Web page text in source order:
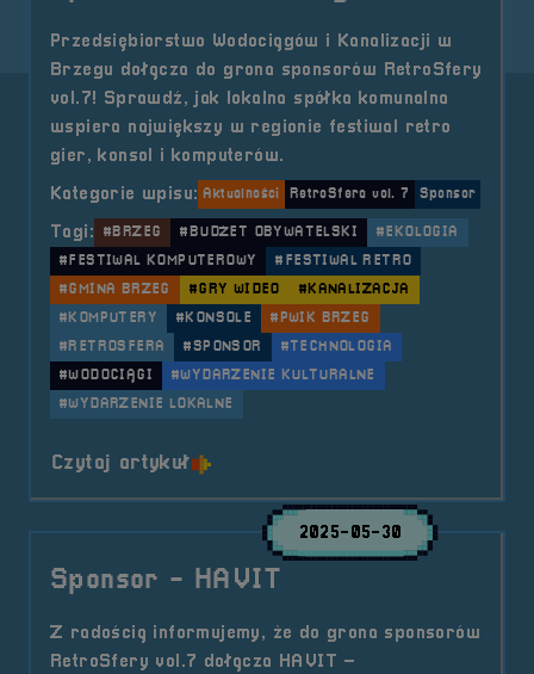
Przedsiębiorstwo Wodociągów i Kanalizacji w
Brzegu dołącza do grona sponsorów RetroSfery
vol.7! Sprawdź, jak lokalna spółka komunalna
wspiera największy w regionie festiwal retro
gier, konsol i komputerów.
Kategorie wpisu: Aktualności RetroSfera vol. 7 Sponsor
Tagi: #BRZEG #BUDŻET OBYWATELSKI
#EKOLOGIA
#FESTIWAL KOMPUTEROWY
#FESTIWAL RETRO
#GMINA BRZEG
#GRY WIDEO
#KANALIZACJA
#KOMPUTERY
#KONSOLE
#PWIK BRZEG
#RETROSFERA
#SPONSOR
#TECHNOLOGIA
#WODOCIĄGI
#WYDARZENIE KULTURALNE
#WYDARZENIE LOKALNE
Czytaj artykuło tytule Sponsor &#8211; PWiK
2025-05-30
Sponsor - HAVIT
Z radością informujemy, że do grona sponsorów
RetroSfery vol.7 dołącza HAVIT –